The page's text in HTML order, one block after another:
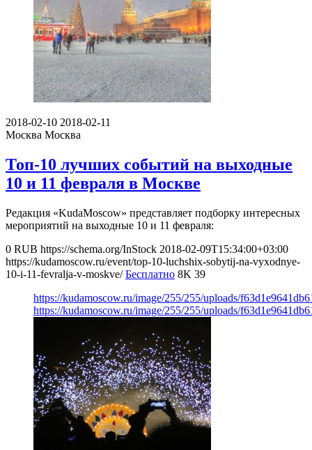
2018-02-10 2018-02-11
Москва Москва
Топ-10 лучших событий на выходные
10 и 11 февраля в Москве
Редакция «KudaMoscow» представляет подборку интересных
мероприятий на выходные 10 и 11 февраля:
0 RUB https://schema.org/InStock 2018-02-09T15:34:00+03:00
https://kudamoscow.ru/event/top-10-luchshix-sobytij-na-vyxodnye-
10-i-11-fevralja-v-moskve/ Бесплатно 8K 39
https://kudamoscow.ru/image/255/255/uploads/
https://kudamoscow.ru/image/255/255/uploads/